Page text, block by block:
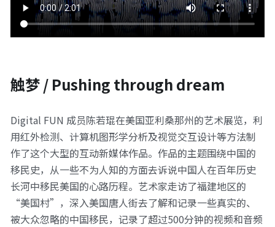
触梦 / Pushing through dream
Digital FUN 成员陈若琨在美国亚利桑那州的艺术展览，利
用红外检测、计算机图形学分析及视觉交互设计等方法制
作了这个大型的互动新媒体作品。作品的主题围绕中国的
移民史，从一些不为人知的方面去诉说中国人在百年历史
长河中移民美国的心路历程。艺术家走访了福建地区的
“美国村”，深入美国唐人街去了解和记录一些真实的、
被大众忽略的中国移民，记录了超过500分钟的视频和音频